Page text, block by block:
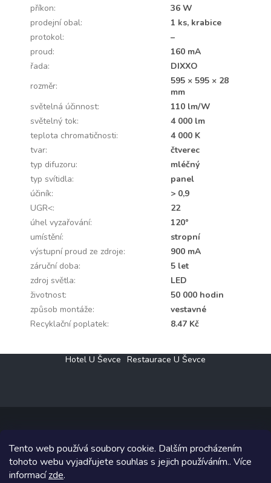
Tento web používá soubory cookie. Dalším procházením
tohoto webu vyjadřujete souhlas s jejich používáním.. Více
informacízde.
příkon:
36 W
prodejní obal:
1 ks, krabice
protokol:
–
proud:
160 mA
řada:
DIXXO
rozměr:
595 × 595 × 28
mm
světelná účinnost:
110 lm/W
světelný tok:
4 000 lm
teplota chromatičnosti:
4 000 K
tvar:
čtverec
typ difuzoru:
mléčný
typ svítidla:
panel
účiník:
> 0,9
UGR<:
22
úhel vyzařování:
120°
umístění:
stropní
výstupní proud ze zdroje:
900 mA
záruční doba:
5 let
zdroj světla:
LED
životnost:
50 000 hodin
způsob montáže:
vestavné
Recyklační poplatek: 8.47 Kč
Hotel U Ševce Restaurace U Ševce
Copyright 2026Elektro Klesný s.r.o.. Všechna práva vyhrazena.
Grafický návrh vytvořil a na Shoptet implementoval